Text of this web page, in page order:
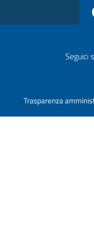
Seguici
Trasparenza